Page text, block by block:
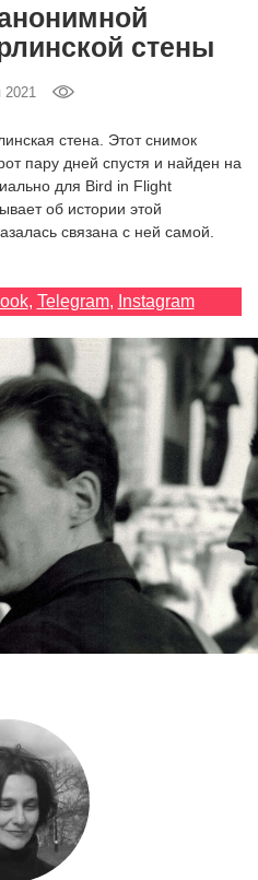
стены
2021
стена. Этот снимок
пару дней спустя и найден на
для Bird in Flight
об истории этой
связана с ней самой.
, Telegram, Instagram